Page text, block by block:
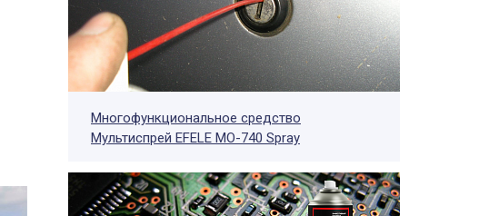
Многофункциональное средство
Мультиспрей EFELE MO-740 Spray